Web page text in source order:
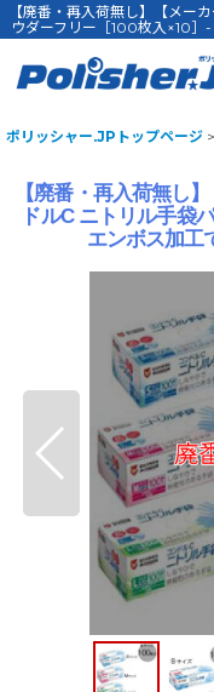
【廃番・再入荷無し】【メー
ウダーフリー［100枚入×10
ポリッシャー.JPトップページ >
【廃番・再入荷無し
ドルC ニトリル手袋
エンボス加工